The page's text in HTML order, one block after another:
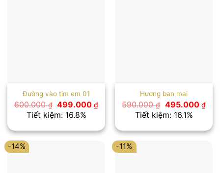
Đường vào tim em 01
600.000₫ Giá
gốc
là:
499.000₫Giá
là:
499.000 ₫.
Tiết kiệm: 16.8%
Hương ban mai
590.000₫ Giá
gốc
là:
495.000 ₫Giá
hiện
là:
Tiết kiệm: 16.1%
-14% -11%